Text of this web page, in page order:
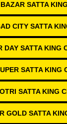
SATTA
CITY SATTA
DAY SATTA KING
SATTA KING
SATTA KING
GOLD SATTA